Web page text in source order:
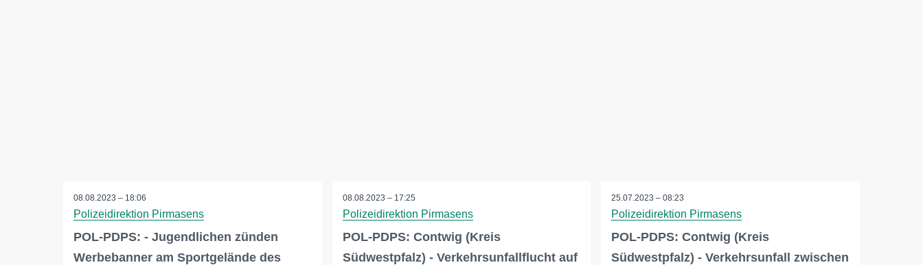
08.08.2023 – 18:06
Polizeidirektion Pirmasens
POL-PDPS: - Jugendlichen zünden
Werbebanner am Sportgelände des
08.08.2023 – 17:25
Polizeidirektion Pirmasens
POL-PDPS: Contwig (Kreis
Südwestpfalz) - Verkehrsunfallflucht auf
25.07.2023 – 08:23
Polizeidirektion Pirmasens
POL-PDPS: Contwig (Kreis
Südwestpfalz) - Verkehrsunfall zwischen